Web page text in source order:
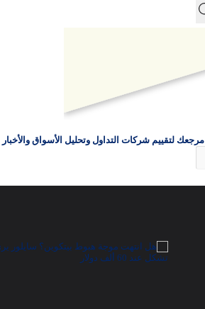
مرجعك لتقييم شركات التداول وتحليل الأسواق والأخبار